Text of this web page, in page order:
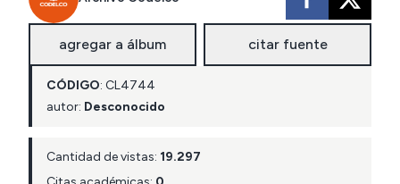
agregar a álbum citar fuente
CÓDIGO: CL4744
autor: Desconocido
Cantidad de vistas: 19.297